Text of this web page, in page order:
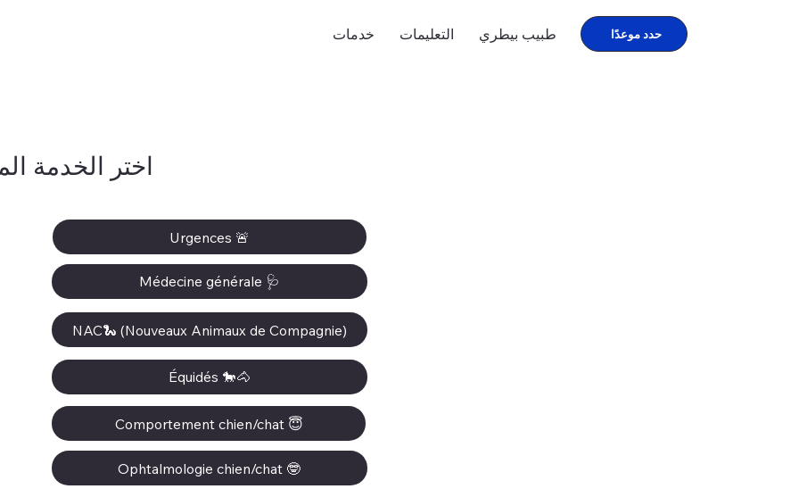
خدمات التعليمات طبيب بيطري حدد موعدًا
اختر الخدمة
Urgences 🚨
Médecine générale 🩺
NAC🐍 (Nouveaux Animaux de Compagnie)
Équidés 🐎🐴
Comportement chien/chat 😇
Ophtalmologie chien/chat 🤓